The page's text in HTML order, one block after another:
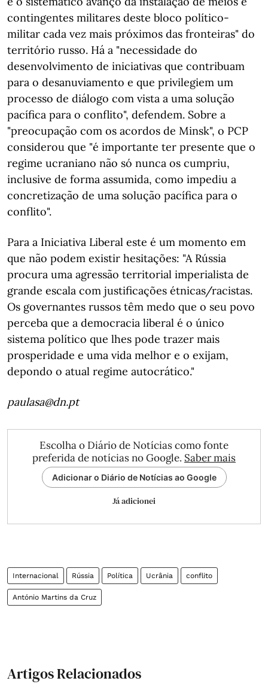
contingentes militares deste bloco político-
militar cada vez mais próximos das fronteiras" do
território russo. Há a "necessidade do
desenvolvimento de iniciativas que contribuam
para o desanuviamento e que privilegiem um
processo de diálogo com vista a uma solução
pacífica para o conflito", defendem. Sobre a
"preocupação com os acordos de Minsk", o PCP
considerou que "é importante ter presente que o
regime ucraniano não só nunca os cumpriu,
inclusive de forma assumida, como impediu a
concretização de uma solução pacífica para o
conflito".
Para a Iniciativa Liberal este é um momento em
que não podem existir hesitações: "A Rússia
procura uma agressão territorial imperialista de
grande escala com justificações étnicas/racistas.
Os governantes russos têm medo que o seu povo
perceba que a democracia liberal é o único
sistema político que lhes pode trazer mais
prosperidade e uma vida melhor e o exijam,
depondo o atual regime autocrático."
paulasa@dn.pt
Escolha o Diário de Notícias como fonte
preferida de notícias no Google. Saber mais
Adicionar o Diário de Notícias ao Google
Já adicionei
Internacional Rússia Política Ucrânia conflito
António Martins da Cruz
Artigos Relacionados